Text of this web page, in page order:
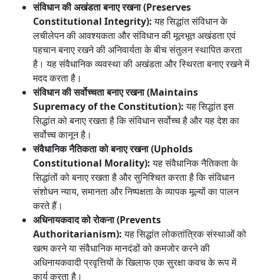
संविधान की अखंडता बनाए रखना (Preserves
Constitutional Integrity):यह सिद्धांत संविधान के
लचीलेपन की आवश्यकता और संविधान की मूलभूत अखंडता एवं
पहचान बनाए रखने की अनिवार्यता के बीच संतुलन स्थापित करता
है। यह संवैधानिक व्यवस्था की अखंडता और स्थिरता बनाए रखने में
मदद करता है।
संविधान की सर्वोच्चता बनाए रखना (Maintains
Supremacy of the Constitution):यह सिद्धांत इस
सिद्धांत को बनाए रखता है कि संविधान सर्वोच्च है और यह देश का
सर्वोच्च कानून है।
संवैधानिक नैतिकता को बनाए रखना (Upholds
Constitutional Morality):यह संवैधानिक नैतिकता के
सिद्धांतों को बनाए रखता है और सुनिश्चित करता है कि संविधान
संशोधन न्याय, समानता और निष्पक्षता के व्यापक मूल्यों का पालन
करते हैं।
अधिनायकवाद को रोकना (Prevents
Authoritarianism):यह सिद्धांत लोकतांत्रिक संस्थाओं को
खत्म करने या संवैधानिक मानदंडों को कमजोर करने की
अधिनायकवादी प्रवृत्तियों के खिलाफ एक सुरक्षा कवच के रूप में
कार्य करता है।